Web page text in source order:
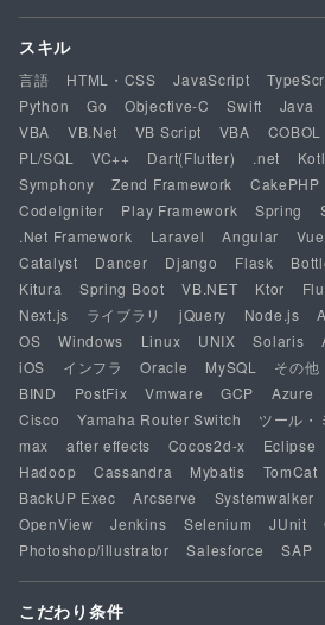
スキル
言語 HTML・CSS JavaScript
Python
Go Objective-C Swift Java
VBA
VB.Net VB Script VBA COBOL
PL/SQL
VC++ Dart(Flutter) .net
Symphony
Zend Framework CakePHP
CodeIgniter
Play Framework Spring
.Net Framework
Laravel Angular
Catalyst
Dancer Django Flask
Kitura
Spring Boot VB.NET Ktor
Next.js
ライブラリ jQuery Node.js
OS
Windows Linux UNIX Solaris
iOS
インフラ Oracle MySQL その他
BIND
PostFix Vmware GCP Azure
Cisco
Yamaha Router Switch ツール・
max
after effects Cocos2d-x Eclipse
Hadoop
Cassandra Mybatis TomCat
BackUP Exec
Arcserve Systemwalker
OpenView
Jenkins Selenium JUnit
Photoshop/illustrator
Salesforce SAP
こだわり条件